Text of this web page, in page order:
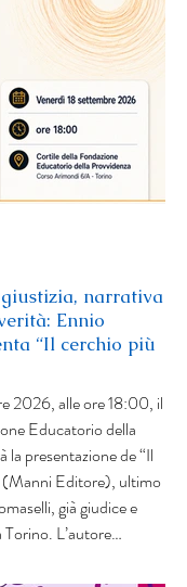
narrativa
Ennio
“Il cerchio più
2026, alle ore 18:00, il
Educatorio della
la presentazione de “Il
Editore), ultimo
già giudice e
L’autore